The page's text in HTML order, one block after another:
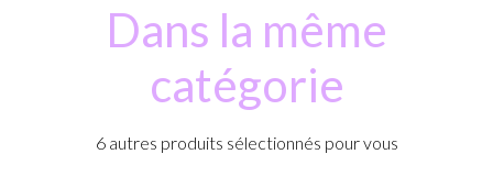
Dans la même
catégorie
6 autres produits sélectionnés pour vous